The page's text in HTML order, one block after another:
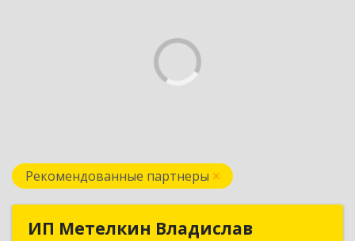
Рекомендованные партнеры
ИП Метелкин Владислав
ИП Метелкин Владислав